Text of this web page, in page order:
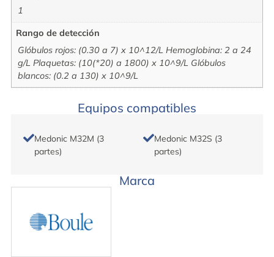
1
Rango de detección
Glóbulos rojos: (0.30 a 7) x 10^12/L Hemoglobina: 2 a 24
g/L Plaquetas: (10(*20) a 1800) x 10^9/L Glóbulos
blancos: (0.2 a 130) x 10^9/L
Equipos compatibles
Medonic M32M (3
partes)
Medonic M32S (3
partes)
Marca